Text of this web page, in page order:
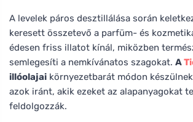
A levelek páros desztillálása során
keresett összetevő a parfüm- és
édesen friss illatot kínál, miközben
semlegesíti a nemkívánatos szagokat. A
illóolajai környezetbarát módon
azok iránt, akik ezeket az alapanyagokat
feldolgozzák.